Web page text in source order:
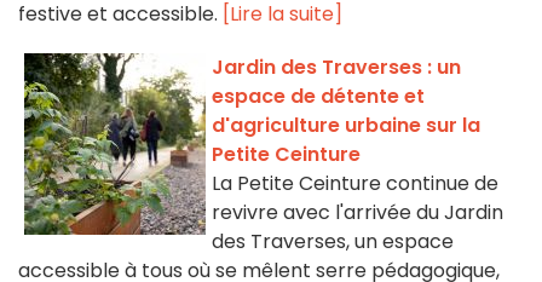
festive et accessible. [Lire la suite]
Jardin des Traverses : un
espace de détente et
d'agriculture urbaine sur la
Petite Ceinture
La Petite Ceinture continue de
revivre avec l'arrivée du Jardin
des Traverses, un espace
accessible à tous où se mêlent serre pédagogique,